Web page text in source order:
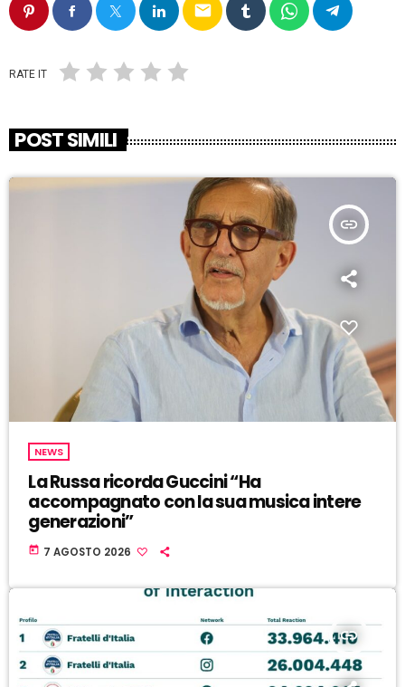
email
RATE IT
POST SIMILI
insert_link
NEWS
La Russa ricorda Guccini “Ha
accompagnato con la sua musica intere
generazioni”
today 7 AGOSTO 2026
insert_link